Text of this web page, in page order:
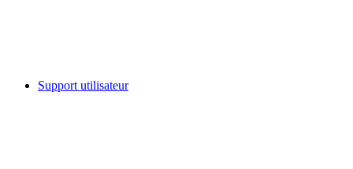
Support utilisateur